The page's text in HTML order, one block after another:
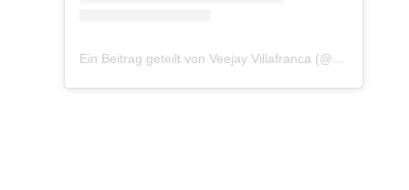
Ein Beitrag geteilt von Veejay Villafranca (@vjvillafranca)